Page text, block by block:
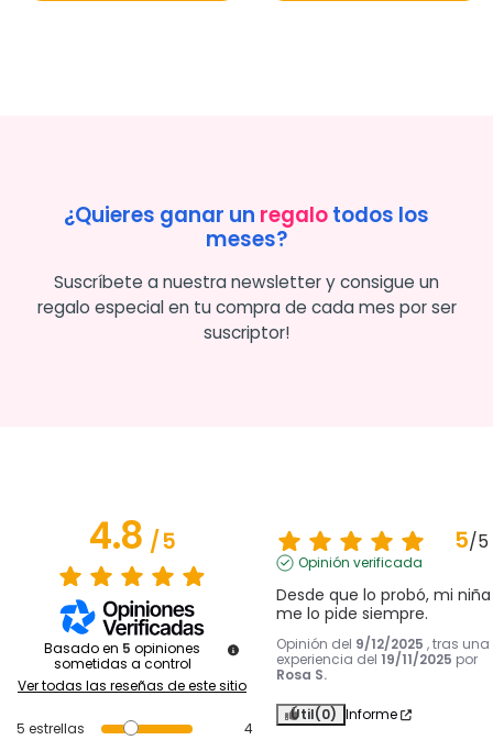
¿Quieres ganar un regalotodos los
meses?
Suscríbete a nuestra newsletter y consigue un
regalo especial en tu compra de cada mes por ser
suscriptor!
4.8/5
Basado en 5 opiniones
sometidas a control
Ver todas las reseñas de este sitio
5 estrellas
4
5/5
Opinión verificada
Desde que lo probó, mi niña
me lo pide siempre.
Opinión del 9/12/2025 , tras una
experiencia del 19/11/2025 por
Rosa S.
Útil(0) Informe